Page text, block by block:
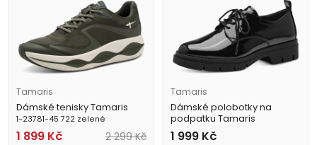
Tamaris
Dámské tenisky Tamaris
1-23781-45 722 zelené
1 899 Kč 2 299Kč
Tamaris
Dámské polobotky na
podpatku Tamaris
1-23302-41 018 černé
1 999 Kč